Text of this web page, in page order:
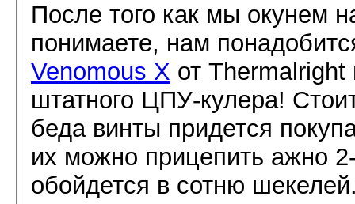
После того как мы окунем
понимаете, нам
Venomous X от Thermalright
штатного ЦПУ-кулера!
беда винты придется
их можно прицепить ажно
обойдется в сотню